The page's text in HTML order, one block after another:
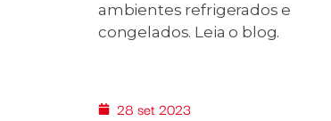
ambientes refrigerados e
congelados. Leia o blog.
28 set 2023